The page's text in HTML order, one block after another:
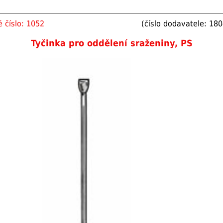
číslo: 1052 (číslo dodavatele:
Tyčinka pro oddělení sraženiny, PS